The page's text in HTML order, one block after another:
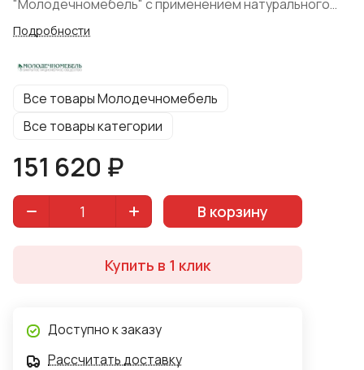
"Молодечномебель" с применением натурального
дерева (массив ольхи и бука) в сочетании со шпоном
универсально подойдет к любому интерьеру спальни.
Подробности
Все товары Молодечномебель
Все товары категории
151 620 ₽
В корзину
Купить в 1 клик
Доступно к заказу
Рассчитать доставку